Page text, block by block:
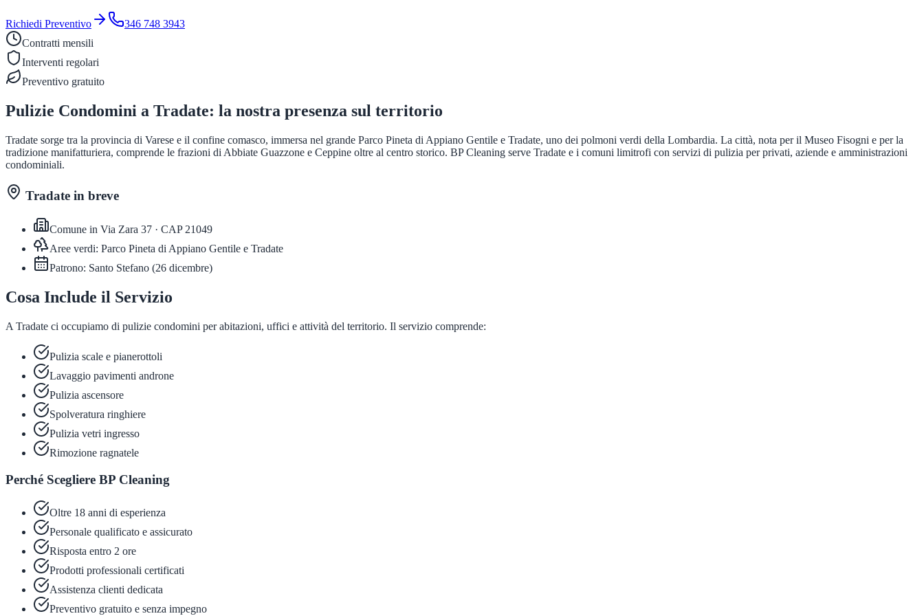
Richiedi Preventivo
346 748 3943
Contratti mensili
Interventi regolari
Preventivo gratuito
Pulizie Condomini a Tradate: la nostra presenza sul territorio
Tradate sorge tra la provincia di Varese e il confine comasco, immersa nel grande Parco Pineta di Appiano Gentile e Tradate, uno dei polmoni verdi della Lombardia. La città, nota per il Museo Fisogni e per la
tradizione manifatturiera, comprende le frazioni di Abbiate Guazzone e Ceppine oltre al centro storico. BP Cleaning serve Tradate e i comuni limitrofi con servizi di pulizia per privati, aziende e amministrazioni
condominiali.
Tradate in breve
Comune in Via Zara 37 · CAP 21049
Aree verdi: Parco Pineta di Appiano Gentile e Tradate
Patrono: Santo Stefano (26 dicembre)
Cosa Include il Servizio
A Tradate ci occupiamo di pulizie condomini per abitazioni, uffici e attività del territorio. Il servizio comprende:
Pulizia scale e pianerottoli
Lavaggio pavimenti androne
Pulizia ascensore
Spolveratura ringhiere
Pulizia vetri ingresso
Rimozione ragnatele
Perché Scegliere BP Cleaning
Oltre 18 anni di esperienza
Personale qualificato e assicurato
Risposta entro 2 ore
Prodotti professionali certificati
Assistenza clienti dedicata
Preventivo gratuito e senza impegno